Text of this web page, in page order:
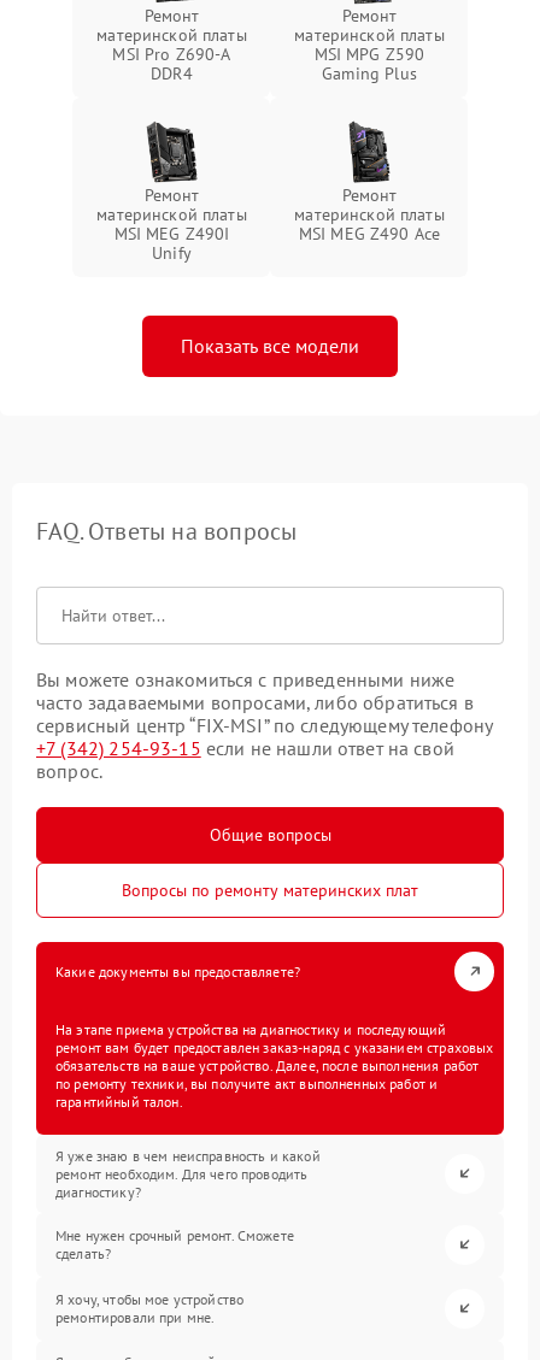
Ремонт
материнской платы
MSI Pro Z690-A
DDR4
Ремонт
материнской платы
MSI MPG Z590
Gaming Plus
Ремонт
материнской платы
MSI MEG Z490I
Unify
Ремонт
материнской платы
MSI MEG Z490 Ace
Показать все модели
FAQ. Ответы на вопросы
Вы можете ознакомиться с приведенными ниже
часто задаваемыми вопросами, либо обратиться в
сервисный центр “FIX-MSI” по следующему телефону
+7 (342) 254-93-15 если не нашли ответ на свой
вопрос.
Общие вопросы
Вопросы по ремонту материнских плат
Какие документы вы предоставляете?
На этапе приема устройства на диагностику и последующий
ремонт вам будет предоставлен заказ-наряд с указанием страховых
обязательств на ваше устройство. Далее, после выполнения работ
по ремонту техники, вы получите акт выполненных работ и
гарантийный талон.
Я уже знаю в чем неисправность и какой
ремонт необходим. Для чего проводить
диагностику?
Мне нужен срочный ремонт. Сможете
сделать?
Я хочу, чтобы мое устройство
ремонтировали при мне.